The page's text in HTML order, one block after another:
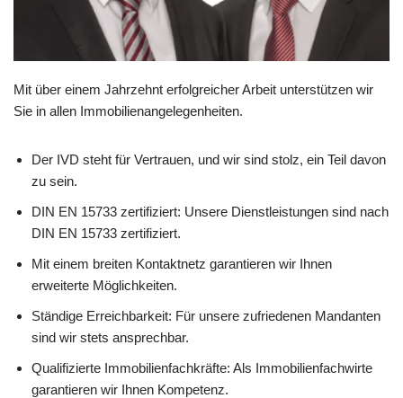
Mit über einem Jahrzehnt erfolgreicher Arbeit unterstützen wir
Sie in allen Immobilienangelegenheiten.
Der IVD steht für Vertrauen, und wir sind stolz, ein Teil davon
zu sein.
DIN EN 15733 zertifiziert: Unsere Dienstleistungen sind nach
DIN EN 15733 zertifiziert.
Mit einem breiten Kontaktnetz garantieren wir Ihnen
erweiterte Möglichkeiten.
Ständige Erreichbarkeit: Für unsere zufriedenen Mandanten
sind wir stets ansprechbar.
Qualifizierte Immobilienfachkräfte: Als Immobilienfachwirte
garantieren wir Ihnen Kompetenz.